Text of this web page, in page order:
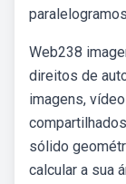
Web238
direitos de
imagens,
sólido
calcular a sua